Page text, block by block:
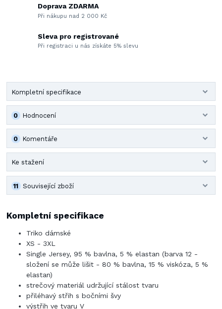
Doprava ZDARMA
Při nákupu nad 2 000 Kč
Sleva pro registrované
Při registraci u nás získáte 5% slevu
Kompletní specifikace
Hodnocení
0
Komentáře
0
Ke stažení
Související zboží
11
Kompletní specifikace
Triko dámské
XS - 3XL
Single Jersey, 95 % bavlna, 5 % elastan (barva 12 -
složení se může lišit - 80 % bavlna, 15 % viskóza, 5 %
elastan)
strečový materiál udržující stálost tvaru
přiléhavý střih s bočními švy
výstřih ve tvaru V